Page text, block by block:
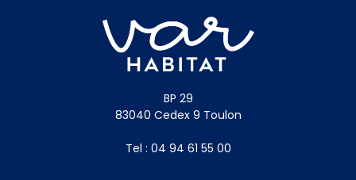
BP 29
83040 Cedex 9 Toulon
Tel : 04 94 61 55 00